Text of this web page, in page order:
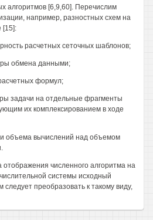
алгоритмов [6,9,60]. Перечислим
например, разностных схем на
[15]:
расчетных сеточных шаблонов;
обмена данными;
формул;
задачи на отдельные фрагменты
их комплексированием в ходе
объема вычислений над объемом
численного алгоритма на
системы исходный
преобразовать к такому виду,